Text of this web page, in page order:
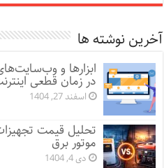
آخرین نوشته ها
ابزارها و
در زمان قطعی
اسفند 27, 1404
تحلیل قیمت
موتور برق
دی 4, 1404